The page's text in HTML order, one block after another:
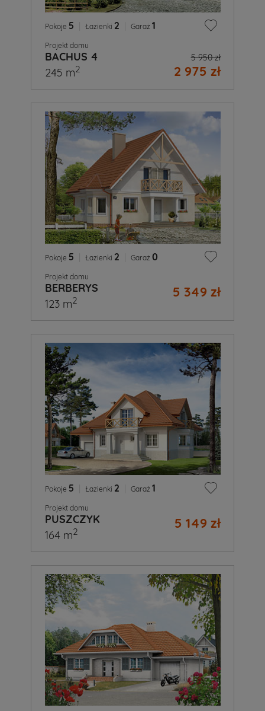
Pokoje 5 Łazienki 2 Garaż 1
Projekt domu
BACHUS 4 5 950 zł
2 975 zł
245 m2
Pokoje 5 Łazienki 2 Garaż 0
Projekt domu
BERBERYS 5 349 zł
123 m2
Pokoje 5 Łazienki 2 Garaż 1
Projekt domu
PUSZCZYK 5 149 zł
164 m2